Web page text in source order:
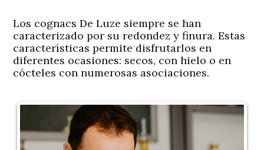
Los cognacs De Luze siempre se han
caracterizado por su redondez y finura. Estas
características permite disfrutarlos en
diferentes ocasiones: secos, con hielo o en
cócteles con numerosas asociaciones.